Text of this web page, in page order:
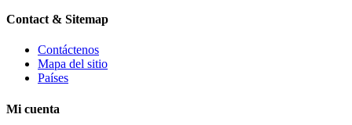
Contact & Sitemap
Contáctenos
Mapa del sitio
Países
Mi cuenta